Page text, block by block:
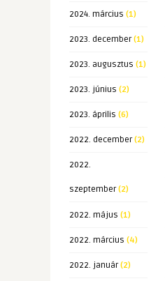
2024. március (1)
2023. december(1)
2023. augusztus (1)
2023. június (2)
2023. április (6)
2022. december(2)
2022.
szeptember(2)
2022. május (1)
2022. március (4)
2022. január(2)